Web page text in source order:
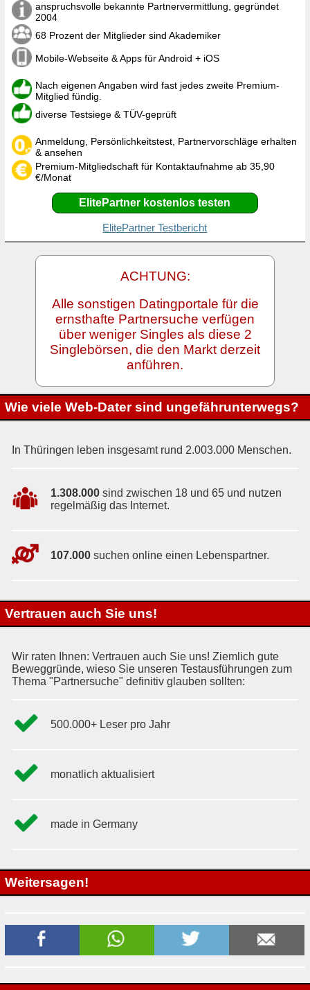
anspruchsvolle bekannte Partnervermittlung, gegründet
2004
68 Prozent der Mitglieder sind Akademiker
Mobile-Webseite & Apps für Android + iOS
Nach eigenen Angaben wird fast jedes zweite Premium-
Mitglied fündig.
diverse Testsiege & TÜV-geprüft
Anmeldung, Persönlichkeitstest, Partnervorschläge erhalten
& ansehen
Premium-Mitgliedschaft für Kontaktaufnahme ab 35,90
€/Monat
ElitePartner kostenlos testen
ElitePartner Testbericht
ACHTUNG:
Alle sonstigen Datingportale für die
ernsthafte Partnersuche verfügen
über weniger Singles als diese 2
Singlebörsen, die den Markt derzeit
anführen.
Wie viele Web-Dater sind ungefährunterwegs?
In Thüringen leben insgesamt rund 2.003.000 Menschen.
1.308.000 sind zwischen 18 und 65 und nutzen
regelmäßig das Internet.
107.000 suchen online einen Lebenspartner.
Vertrauen auch Sie uns!
Wir raten Ihnen: Vertrauen auch Sie uns! Ziemlich gute
Beweggründe, wieso Sie unseren Testausführungen zum
Thema "Partnersuche" definitiv glauben sollten:
500.000+ Leser pro Jahr
monatlich aktualisiert
made in Germany
Weitersagen!